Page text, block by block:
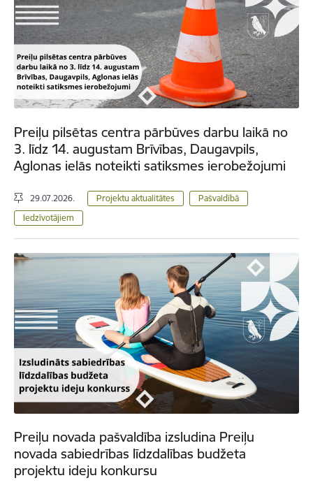
Preiļu pilsētas centra pārbūves darbu laikā no
3. līdz 14. augustam Brīvības, Daugavpils,
Aglonas ielās noteikti satiksmes ierobežojumi
29.07.2026. Projektu aktualitātes
Pašvaldībā
Iedzīvotājiem
Preiļu novada pašvaldība izsludina Preiļu
novada sabiedrības līdzdalības budžeta
projektu ideju konkursu